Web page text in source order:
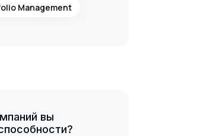
Management
вы